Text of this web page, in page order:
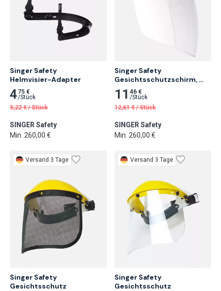
Singer Safety
Helmvisier-Adapter
4 75 €
/Stück
5,22 € /Stück
SINGER Safety
Min. 260,00 €
Singer Safety
Gesichtsschutzschirm,
400 x 205 mm
11 46 €
/Stück
12,61 € /Stück
SINGER Safety
Min. 260,00 €
Versand 3 Tage
Singer Safety
Gesichtsschutz
Versand 3 Tage
Singer Safety
Gesichtsschutz